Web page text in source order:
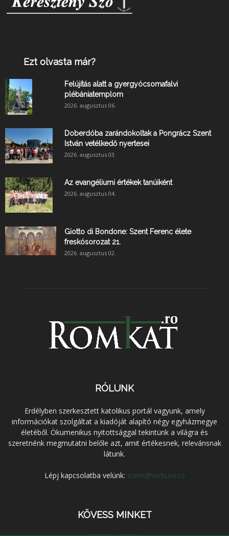
Ezt olvasta már?
Felújítás alatt a gyergyócsomafalvi
plébániatemplom
2026. augusztus 06.
Doberdóba zarándokoltak a Pongrácz Szent
István vetélkedő nyertesei
2026. augusztus 03.
Az evangéliumi értékek tanúiként
2026. augusztus 04.
Giotto di Bondone: Szent Ferenc élete
freskósorozat 21.
2026. augusztus 02.
RÓLUNK
Erdélyben szerkesztett katolikus portál vagyunk, amely
információkat szolgáltat a kiadóját alapító négy egyházmegye
életéből. Ökumenikus nyitottsággal tekintünk a világra és
szeretnénk megmutatni belőle azt, amit értékesnek, relevánsnak
látunk.
Lépj kapcsolatba velünk: szerk@verbum.ro
KÖVESS MINKET